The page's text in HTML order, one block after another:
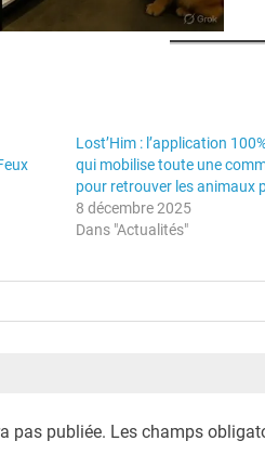
Lost’Him : l’application
qui mobilise toute une
pour retrouver les animaux
8 décembre 2025
Dans "Actualités"
pas publiée. Les champs